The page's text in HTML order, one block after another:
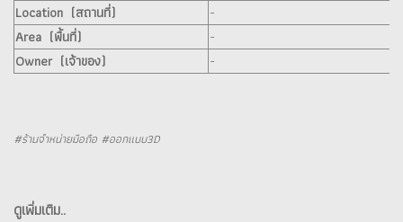
Location (สถานที่)
-
Area (พื้นที่)
-
Owner (เจ้าของ)
-
#ร้านจำหน่ายมือถือ #ออกแบบ3D
ดูเพิ่มเติม..